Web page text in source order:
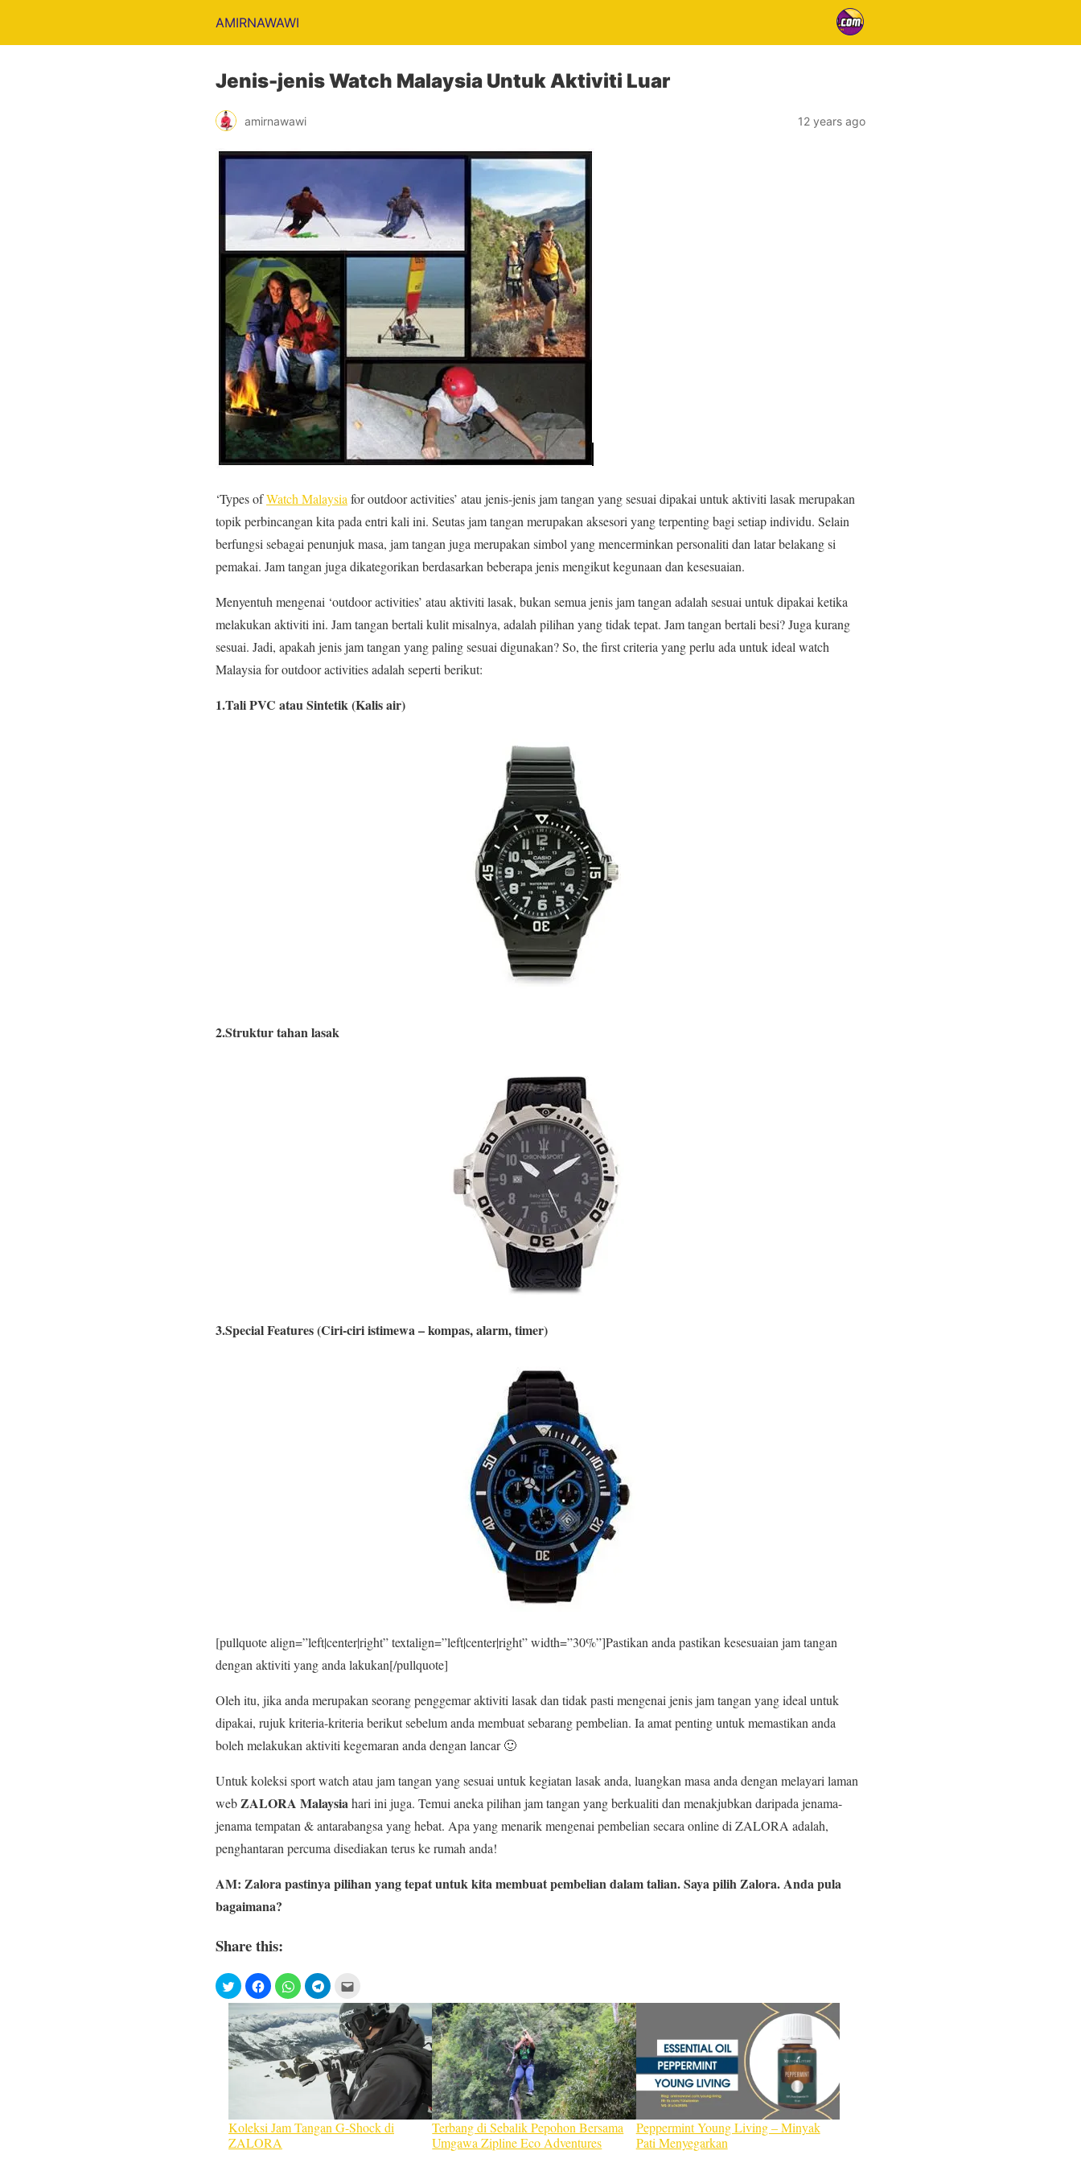
AMIRNAWAWI
Jenis-jenis Watch Malaysia Untuk Aktiviti Luar
amirnawawi 12 years ago
‘Types ofWatch Malaysia for outdoor activities’ atau jenis-jenis jam tangan yang sesuai dipakai untuk aktiviti lasak merupakan
topik perbincangan kita pada entri kali ini. Seutas jam tangan merupakan aksesori yang terpenting bagi setiap individu. Selain
berfungsi sebagai penunjuk masa, jam tangan juga merupakan simbol yang mencerminkan personaliti dan latar belakang si
pemakai. Jam tangan juga dikategorikan berdasarkan beberapa jenis mengikut kegunaan dan kesesuaian.
Menyentuh mengenai ‘outdoor activities’ atau aktiviti lasak, bukan semua jenis jam tangan adalah sesuai untuk dipakai ketika
melakukan aktiviti ini. Jam tangan bertali kulit misalnya, adalah pilihan yang tidak tepat. Jam tangan bertali besi? Juga kurang
sesuai. Jadi, apakah jenis jam tangan yang paling sesuai digunakan? So, the first criteria yang perlu ada untuk ideal watch
Malaysia for outdoor activities adalah seperti berikut:
1.Tali PVC atau Sintetik (Kalis air)
2.Struktur tahan lasak
3.Special Features (Ciri-ciri istimewa – kompas, alarm, timer)
[pullquote align=”left|center|right” textalign=”left|center|right” width=”30%”]Pastikan anda pastikan kesesuaian jam tangan
dengan aktiviti yang anda lakukan[/pullquote]
Oleh itu, jika anda merupakan seorang penggemar aktiviti lasak dan tidak pasti mengenai jenis jam tangan yang ideal untuk
dipakai, rujuk kriteria-kriteria berikut sebelum anda membuat sebarang pembelian. Ia amat penting untuk memastikan anda
boleh melakukan aktiviti kegemaran anda dengan lancar 🙂
Untuk koleksi sport watch atau jam tangan yang sesuai untuk kegiatan lasak anda, luangkan masa anda dengan melayari laman
webZALORA Malaysiahari ini juga. Temui aneka pilihan jam tangan yang berkualiti dan menakjubkan daripada jenama-
jenama tempatan & antarabangsa yang hebat. Apa yang menarik mengenai pembelian secara online di ZALORA adalah,
penghantaran percuma disediakan terus ke rumah anda!
AM: Zalora pastinya pilihan yang tepat untuk kita membuat pembelian dalam talian. Saya pilih Zalora. Anda pula
bagaimana?
Share this:
Koleksi Jam Tangan G-Shock di
ZALORA
Terbang di Sebalik Pepohon Bersama
Umgawa Zipline Eco Adventures
Peppermint Young Living – Minyak
Pati Menyegarkan